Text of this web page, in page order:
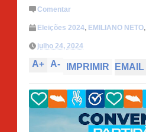
Comentar
Eleições 2024, EMILIANO NETO,
julho 24, 2024
A+ A- IMPRIMIR EMAIL